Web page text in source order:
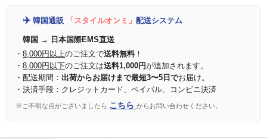
✈️ 韓国通販 「スタイルオンミ」 配送システム
韓国 → 日本国際EMS直送
・ 8,000円以上のご注文で送料無料！
・ 8,000円以下のご注文は送料1,000円が追加されます。
・配送期間： 出荷からお届けまで最短3〜5日でお届け。
・決済手段：クレジットカード、ペイパル、コンビニ決済
※ご不明な点がございましたら こちら からお問い合わせください。